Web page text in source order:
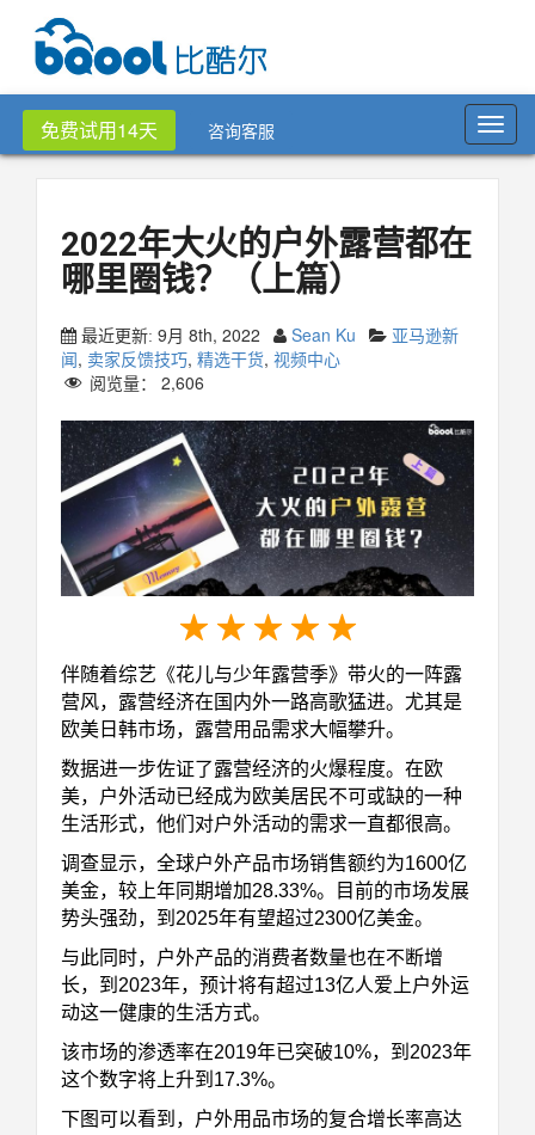
免费试用14天 咨询客服
2022年大火的户外露营都在
哪里圈钱？（上篇）
最近更新: 9月 8th, 2022 Sean Ku
亚马逊新
闻, 卖家反馈技巧, 精选干货, 视频中心
阅览量： 2,606
★ ★ ★ ★ ★
伴随着综艺《花儿与少年露营季》带火的一阵露
营风，露营经济在国内外一路高歌猛进。尤其是
欧美日韩市场，露营用品需求大幅攀升。
数据进一步佐证了露营经济的火爆程度。在欧
美，户外活动已经成为欧美居民不可或缺的一种
生活形式，他们对户外活动的需求一直都很高。
调查显示，全球户外产品市场销售额约为1600亿
美金，较上年同期增加28.33%。目前的市场发展
势头强劲，到2025年有望超过2300亿美金。
与此同时，户外产品的消费者数量也在不断增
长，到2023年，预计将有超过13亿人爱上户外运
动这一健康的生活方式。
该市场的渗透率在2019年已突破10%，到2023年
这个数字将上升到17.3%。
下图可以看到，户外用品市场的复合增长率高达